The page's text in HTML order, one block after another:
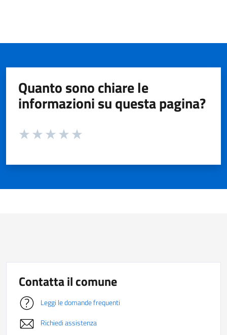
Quanto sono chiare le
informazioni su questa pagina?
Valuta da 1 a 5 stelle la pagina
Contatta il comune
Leggi le domande frequenti
Richiedi assistenza